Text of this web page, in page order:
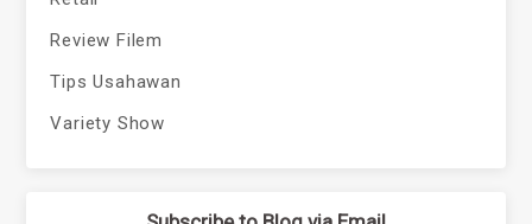
Review Filem
Tips Usahawan
Variety Show